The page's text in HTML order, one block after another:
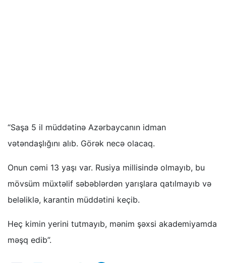
“Saşa 5 il müddətinə Azərbaycanın idman
vətəndaşlığını alıb. Görək necə olacaq.
Onun cəmi 13 yaşı var. Rusiya millisində olmayıb, bu
mövsüm müxtəlif səbəblərdən yarışlara qatılmayıb və
beləliklə, karantin müddətini keçib.
Heç kimin yerini tutmayıb, mənim şəxsi akademiyamda
məşq edib”.